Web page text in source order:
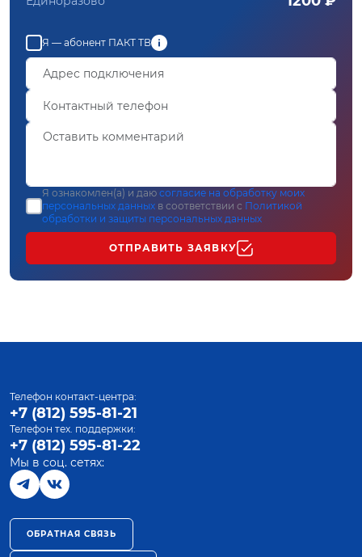
Я — абонент ПАКТ ТВ
Я ознакомлен(а) и даю согласие на обработку моих
персональных данных в соответствии с Политикой
обработки и защиты персональных данных
ОТПРАВИТЬ ЗАЯВКУ
Телефон контакт-центра:
+7 (812) 595-81-21
Телефон тех. поддержки:
+7 (812) 595-81-22
Мы в соц. сетях:
ОБРАТНАЯ СВЯЗЬ